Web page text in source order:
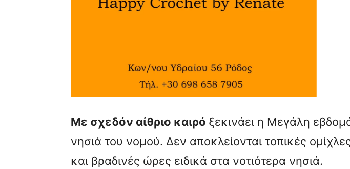
Με σχεδόν αίθριο καιρό ξεκινάει η Μεγάλη
νησιά του νομού. Δεν αποκλείονται τοπικές
και βραδινές ώρες ειδικά στα νοτιότερα νησιά.